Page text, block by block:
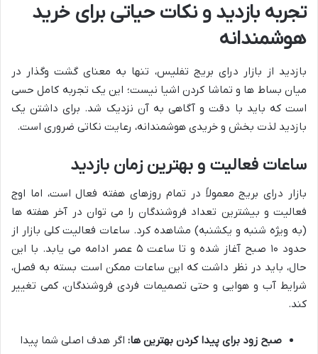
تجربه بازدید و نکات حیاتی برای خرید
هوشمندانه
بازدید از بازار درای بریج تفلیس، تنها به معنای گشت وگذار در
میان بساط ها و تماشا کردن اشیا نیست؛ این یک تجربه کامل حسی
است که باید با دقت و آگاهی به آن نزدیک شد. برای داشتن یک
بازدید لذت بخش و خریدی هوشمندانه، رعایت نکاتی ضروری است.
ساعات فعالیت و بهترین زمان بازدید
بازار درای بریج معمولاً در تمام روزهای هفته فعال است، اما اوج
فعالیت و بیشترین تعداد فروشندگان را می توان در آخر هفته ها
(به ویژه شنبه و یکشنبه) مشاهده کرد. ساعات فعالیت کلی بازار از
حدود ۱۰ صبح آغاز شده و تا ساعت ۵ عصر ادامه می یابد. با این
حال، باید در نظر داشت که این ساعات ممکن است بسته به فصل،
شرایط آب و هوایی و حتی تصمیمات فردی فروشندگان، کمی تغییر
کند.
صبح زود برای پیدا کردن بهترین ها: اگر هدف اصلی شما پیدا